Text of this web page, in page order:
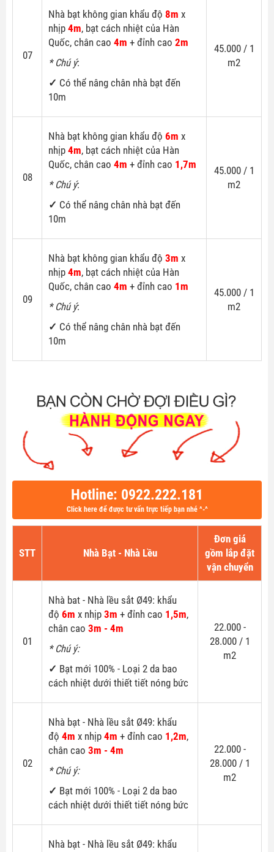
07
Nhà bạt không gian khẩu độ 8m x
nhịp 4m, bạt cách nhiệt của Hàn
Quốc, chân cao 4m + đỉnh cao 2m
* Chú ý:
✓ Có thể nâng chân nhà bạt đến
10m
45.000 / 1
m2
08
Nhà bạt không gian khẩu độ 6m x
nhịp 4m, bạt cách nhiệt của Hàn
Quốc, chân cao 4m + đỉnh cao 1,7m
* Chú ý:
✓ Có thể nâng chân nhà bạt đến
10m
45.000 / 1
m2
09
Nhà bạt không gian khẩu độ 3m x
nhịp 4m, bạt cách nhiệt của Hàn
Quốc, chân cao 4m + đỉnh cao 1m
* Chú ý:
✓ Có thể nâng chân nhà bạt đến
10m
45.000 / 1
m2
Hotline: 0922.222.181
Click here để được tư vấn trực tiếp bạn nhé ^-^
STT Nhà Bạt - Nhà Lều
Đơn giá
gồm lắp đặt
vận chuyển
01
Nhà bat - Nhà lều sắt Ø49: khẩu
độ 6m x nhịp 3m + đỉnh cao 1,5m,
chân cao 3m - 4m
* Chú ý:
✓ Bạt mới 100% - Loại 2 da bao
cách nhiệt dưới thiết tiết nóng bức
22.000 -
28.000 / 1
m2
02
Nhà bạt - Nhà lều sắt Ø49: khẩu
độ 4m x nhịp 4m + đỉnh cao 1,2m,
chân cao 3m - 4m
* Chú ý:
✓ Bạt mới 100% - Loại 2 da bao
cách nhiệt dưới thiết tiết nóng bức
22.000 -
28.000 / 1
m2
Nhà bạt - Nhà lều sắt Ø49: khẩu